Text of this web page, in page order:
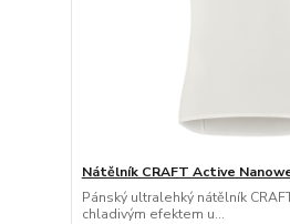
Nátělník CRAFT Active
Pánský ultralehký nátělník
chladivým efektem u...